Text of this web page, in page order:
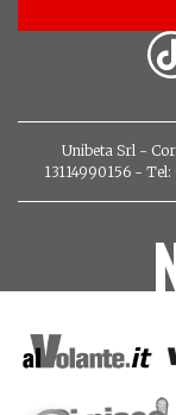
Unibeta Srl -
13114990156 -